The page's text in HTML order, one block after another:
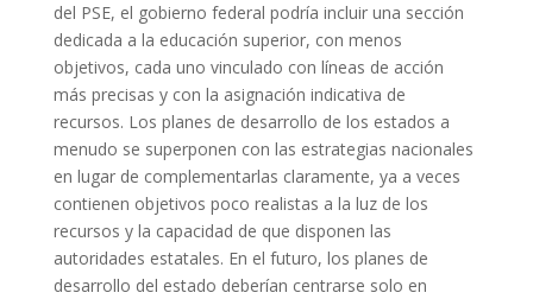
del PSE, el gobierno federal podría incluir una sección
dedicada a la educación superior, con menos
objetivos, cada uno vinculado con líneas de acción
más precisas y con la asignación indicativa de
recursos. Los planes de desarrollo de los estados a
menudo se superponen con las estrategias nacionales
en lugar de complementarlas claramente, ya a veces
contienen objetivos poco realistas a la luz de los
recursos y la capacidad de que disponen las
autoridades estatales. En el futuro, los planes de
desarrollo del estado deberían centrarse solo en